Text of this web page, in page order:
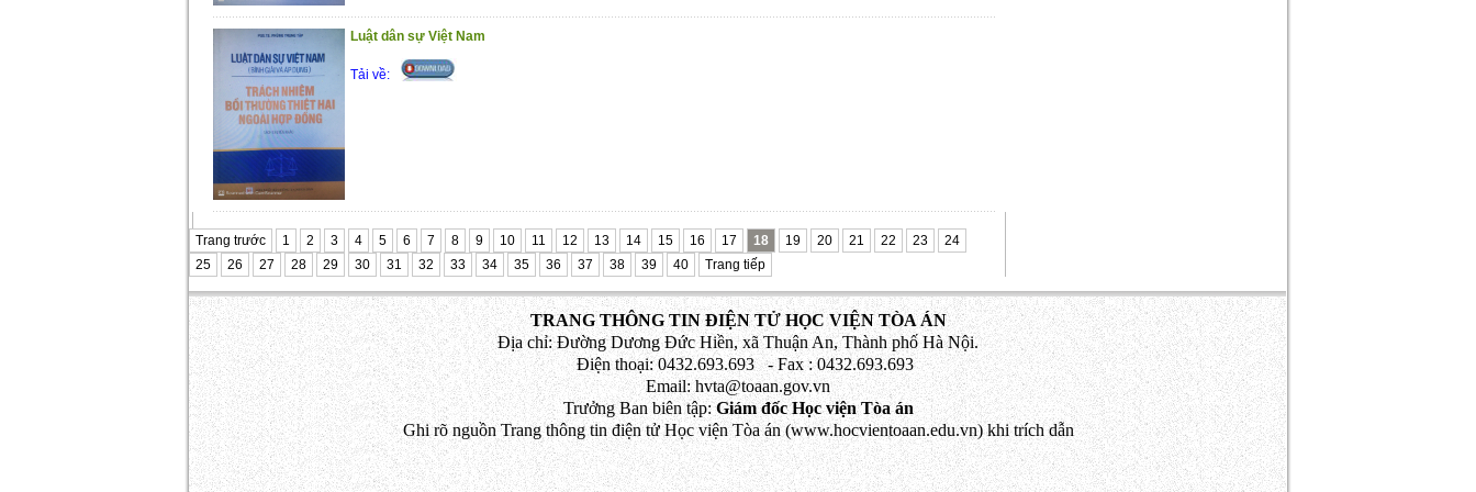
Luật dân sự Việt Nam
Tải về:
Trang trước 1 2 3 4 5 6 7 8 9 10 11 12 13 14 15 16 17 18 19 20 21 22 23
24
25
26 27 28 29 30 31 32 33 34 35 36 37 38 39 40 Trang tiếp
TRANG THÔNG TIN ĐIỆN TỬ HỌC VIỆN TÒA ÁN
Địa chỉ: Đường Dương Đức Hiền, xã Thuận An, Thành phố Hà Nội.
Điện thoại: 0432.693.693 - Fax : 0432.693.693
Email: hvta@toaan.gov.vn
Trưởng Ban biên tập:Giám đốc Học viện Tòa án
Ghi rõ nguồn Trang thông tin điện tử Học viện Tòa án (www.hocvientoaan.edu.vn) khi trích dẫn